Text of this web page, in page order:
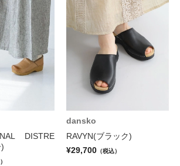
DISTRE
dansko
RAVYN(ブラック)
¥29,700 （税込）